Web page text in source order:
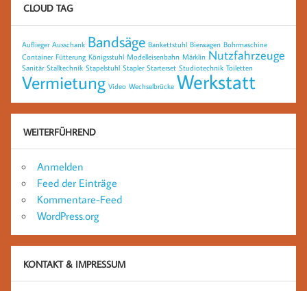
CLOUD TAG
Auflieger Ausschank Bandsäge Bankettstuhl Bierwagen Bohrmaschine
Container Fütterung Königsstuhl Modelleisenbahn Märklin Nutzfahrzeuge
Sanitär Stalltechnik Stapelstuhl Stapler Starterset Studiotechnik Toiletten
Vermietung Video Wechselbrücke Werkstatt
WEITERFÜHREND
Anmelden
Feed der Einträge
Kommentare-Feed
WordPress.org
KONTAKT & IMPRESSUM